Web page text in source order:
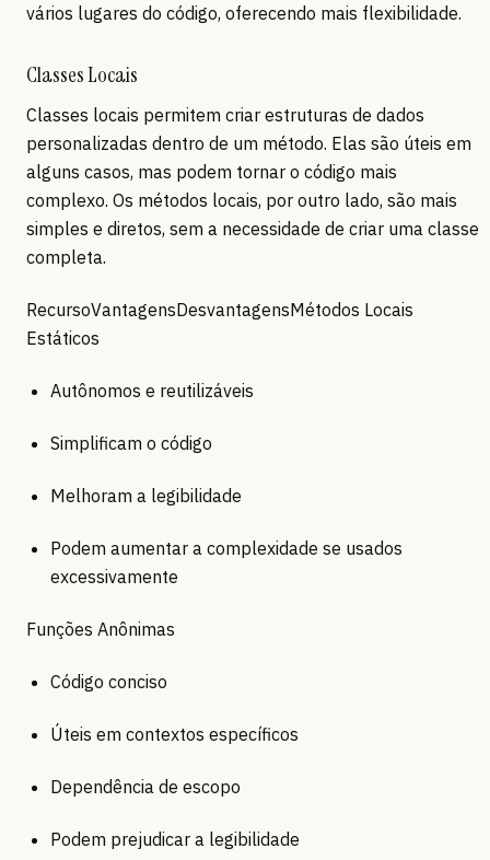
vários lugares do código, oferecendo mais flexibilidade.
Classes Locais
Classes locais permitem criar estruturas de dados
personalizadas dentro de um método. Elas são úteis em
alguns casos, mas podem tornar o código mais
complexo. Os métodos locais, por outro lado, são mais
simples e diretos, sem a necessidade de criar uma classe
completa.
RecursoVantagensDesvantagensMétodos Locais
Estáticos
Autônomos e reutilizáveis
Simplificam o código
Melhoram a legibilidade
Podem aumentar a complexidade se usados
excessivamente
Funções Anônimas
Código conciso
Úteis em contextos específicos
Dependência de escopo
Podem prejudicar a legibilidade